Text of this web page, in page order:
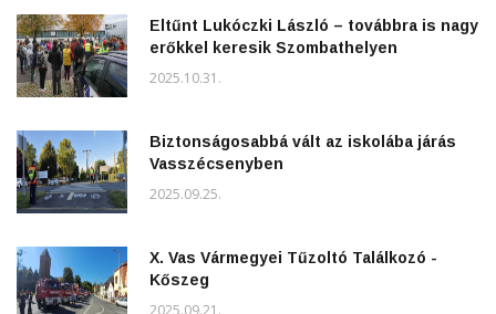
Eltűnt Lukóczki László – továbbra is nagy
erőkkel keresik Szombathelyen
2025.10.31.
Biztonságosabbá vált az iskolába járás
Vasszécsenyben
2025.09.25.
X. Vas Vármegyei Tűzoltó Találkozó -
Kőszeg
2025.09.21.